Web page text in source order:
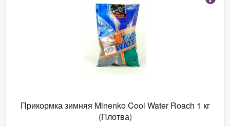
Прикормка зимняя Minenko Cool Water Roach 1 кг
(Плотва)